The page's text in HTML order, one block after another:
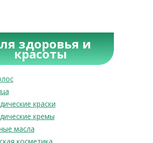
здоровья и
красоты
краски
кремы
масла